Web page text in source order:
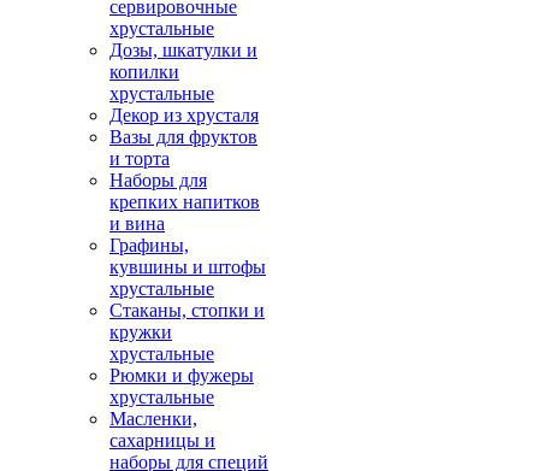
сервировочные
хрустальные
Дозы, шкатулки и
копилки
хрустальные
Декор из хрусталя
Вазы для фруктов
и торта
Наборы для
крепких напитков
и вина
Графины,
кувшины и штофы
хрустальные
Стаканы, стопки и
кружки
хрустальные
Рюмки и фужеры
хрустальные
Масленки,
сахарницы и
наборы для специй